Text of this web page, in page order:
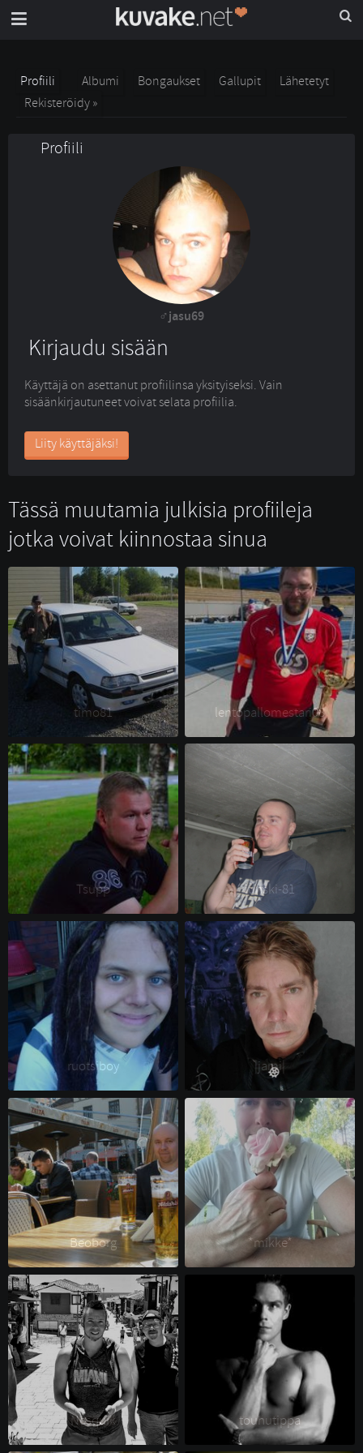
Profiili Albumi Bongaukset Gallupit
Lähetetyt
Rekisteröidy »
Profiili
jasu69
Kirjaudu sisään
Käyttäjä on asettanut profiilinsa yksityiseksi. Vain
sisäänkirjautuneet voivat selata profiilia.
Liity käyttäjäksi!
Tässä muutamia julkisia profiileja
jotka voivat kiinnostaa sinua
timo81 lentopallomestari08
Tsupp junski-81
ruotsiboy |jami|
Beoborg *mikke*
Nesquik touhutippa